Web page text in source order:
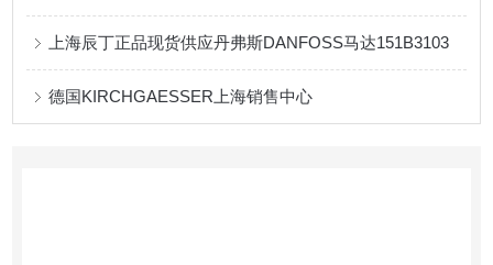
上海辰丁正品现货供应丹弗斯DANFOSS马达151B3103
德国KIRCHGAESSER上海销售中心